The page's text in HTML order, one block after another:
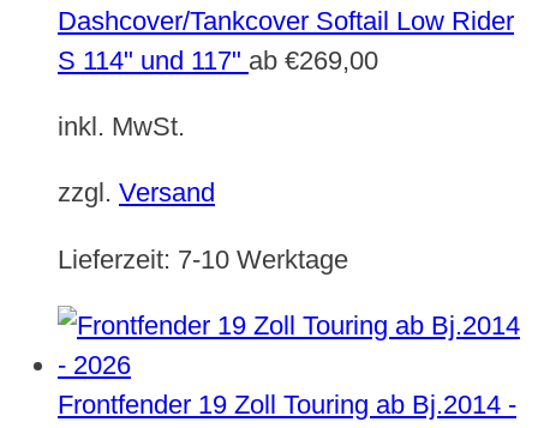
Dashcover/Tankcover Softail Low Rider
S 114" und 117" ab €269,00
inkl. MwSt.
zzgl. Versand
Lieferzeit: 7-10 Werktage
Frontfender 19 Zoll Touring ab Bj.2014 -